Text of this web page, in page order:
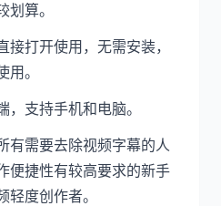
算。
接打开使用，无需安装，
。
，支持手机和电脑。
有需要去除视频字幕的人
便捷性有较高要求的新手
轻度创作者。